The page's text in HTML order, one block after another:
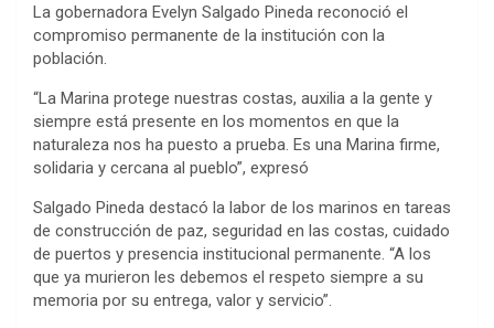
La gobernadora Evelyn Salgado Pineda reconoció el
compromiso permanente de la institución con la
población.
“La Marina protege nuestras costas, auxilia a la gente y
siempre está presente en los momentos en que la
naturaleza nos ha puesto a prueba. Es una Marina firme,
solidaria y cercana al pueblo”, expresó
Salgado Pineda destacó la labor de los marinos en tareas
de construcción de paz, seguridad en las costas, cuidado
de puertos y presencia institucional permanente. “A los
que ya murieron les debemos el respeto siempre a su
memoria por su entrega, valor y servicio”.